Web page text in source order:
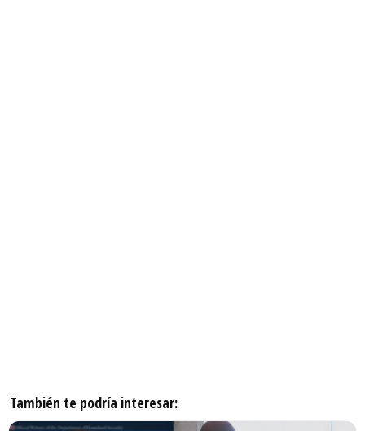
También te podría interesar: